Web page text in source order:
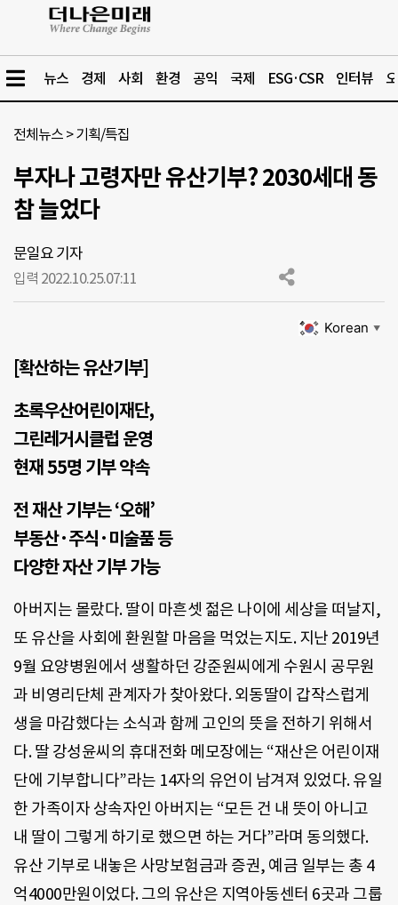
뉴스 경제 사회 환경 공익 국제 ESG·CSR 인터뷰
전체뉴스 >기획/특집
부자나 고령자만 유산기부? 2030세대 동
참 늘었다
문일요 기자
입력 2022.10.25.07:11
Korean ▼
[확산하는 유산기부]
초록우산어린이재단,
그린레거시클럽 운영
현재 55명 기부 약속
전 재산 기부는 ‘오해’
부동산·주식·미술품 등
다양한 자산 기부 가능
아버지는 몰랐다. 딸이 마흔셋 젊은 나이에 세상을 떠날지,
또 유산을 사회에 환원할 마음을 먹었는지도. 지난 2019년
9월 요양병원에서 생활하던 강준원씨에게 수원시 공무원
과 비영리단체 관계자가 찾아왔다. 외동딸이 갑작스럽게
생을 마감했다는 소식과 함께 고인의 뜻을 전하기 위해서
다. 딸 강성윤씨의 휴대전화 메모장에는 “재산은 어린이재
단에 기부합니다”라는 14자의 유언이 남겨져 있었다. 유일
한 가족이자 상속자인 아버지는 “모든 건 내 뜻이 아니고
내 딸이 그렇게 하기로 했으면 하는 거다”라며 동의했다.
유산 기부로 내놓은 사망보험금과 증권, 예금 일부는 총 4
억4000만원이었다. 그의 유산은 지역아동센터 6곳과 그룹